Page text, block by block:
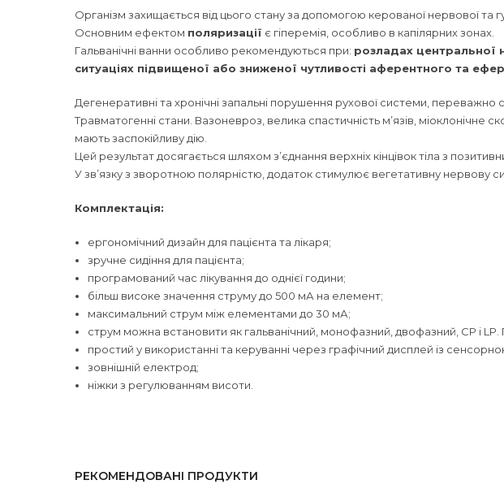
Організм захищається від цього стану за допомогою керованої нервової та
Основним ефектом поляризації є гіперемія, особливо в капілярних зонах.
Гальванічні ванни особливо рекомендуються при: розладах центральної
ситуаціях підвищеної або зниженої чутливості аферентного та
Дегенеративні та хронічні запальні порушення рухової системи, переважно
Травматогенні стани. Вазоневроз, велика спастичність м’язів, міоклонічне
мають заспокійливу дію.
Цей результат досягається шляхом з’єднання верхніх кінцівок тіла з
У зв’язку з зворотною полярністю, додаток стимулює вегетативну нервову
Комплектація:
ергономічний дизайн для пацієнта та лікаря;
зручне сидіння для пацієнта;
програмований час лікування до однієї години;
більш високе значення струму до 500 мА на елемент;
максимальний струм між елементами до 30 мА;
струм можна встановити як гальванічний, монофазний, двофазний, CP і LP.
простий у використанні та керуванні через графічний дисплей із
зовнішній електрод;
ніжки з регулюванням висоти.
РЕКОМЕНДОВАНІ ПРОДУКТИ